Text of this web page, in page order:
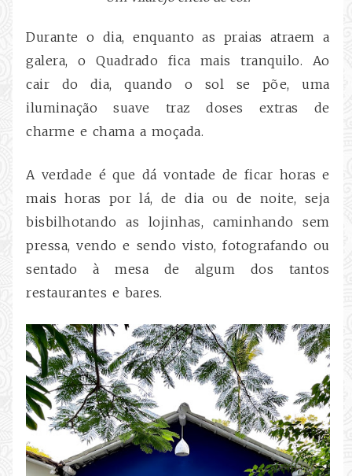
Durante o dia, enquanto as praias atraem a
galera, o Quadrado fica mais tranquilo. Ao
cair do dia, quando o sol se põe, uma
iluminação suave traz doses extras de
charme e chama a moçada.
A verdade é que dá vontade de ficar horas e
mais horas por lá, de dia ou de noite, seja
bisbilhotando as lojinhas, caminhando sem
pressa, vendo e sendo visto, fotografando ou
sentado à mesa de algum dos tantos
restaurantes e bares.